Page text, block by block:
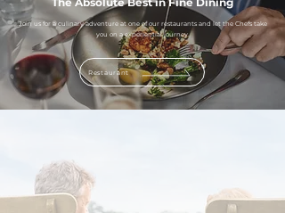
Join us for a culinary adventure at one of our restaurants and let the Chefs take
you on a experiential journey.
Restaurant